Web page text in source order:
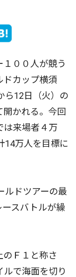
００人が競う
ドカップ横須
ら12日（火）の
開かれる。今回
は来場者４万
14万人を目標に
ドツアーの最
スバトルが繰
Ｆ１と称さ
で海面を切り